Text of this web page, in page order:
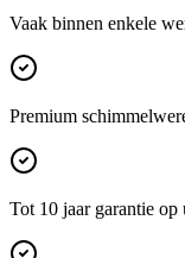
Vaak binnen enkele
Premium
Tot 10 jaar garantie